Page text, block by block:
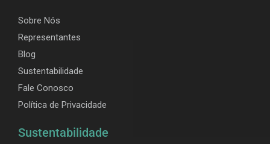
Sobre Nós
Representantes
Blog
Sustentabilidade
Fale Conosco
Política de Privacidade
Sustentabilidade